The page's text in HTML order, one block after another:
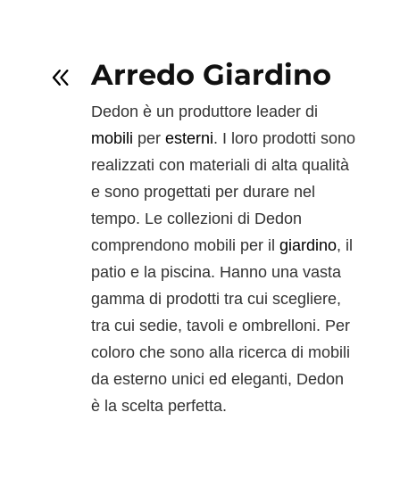
8 Arredo Giardino
Dedon è un produttore leader di
mobili per esterni. I loro prodotti sono
realizzati con materiali di alta qualità
e sono progettati per durare nel
tempo. Le collezioni di Dedon
comprendono mobili per il giardino, il
patio e la piscina. Hanno una vasta
gamma di prodotti tra cui scegliere,
tra cui sedie, tavoli e ombrelloni. Per
coloro che sono alla ricerca di mobili
da esterno unici ed eleganti, Dedon
è la scelta perfetta.